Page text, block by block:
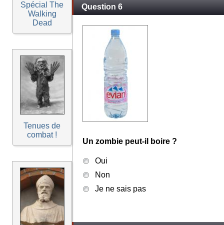
Spécial The
Walking
Dead
Tenues de
combat !
Question 6
Un zombie peut-il boire ?
Oui
Non
Je ne sais pas